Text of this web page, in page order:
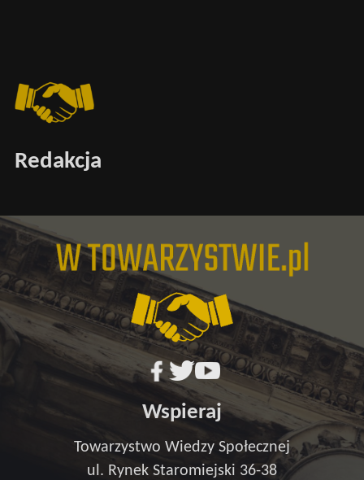
Redakcja
Wspieraj
Towarzystwo Wiedzy Społecznej
ul. Rynek Staromiejski 36-38